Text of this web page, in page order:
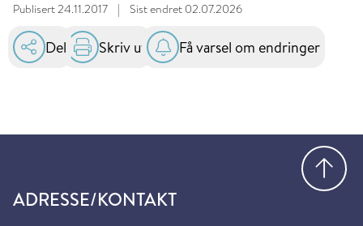
Publisert24.11.2017 | Sist endret 02.07.2026
Del Skriv ut Få varsel om endringer
ADRESSE/KONTAKT